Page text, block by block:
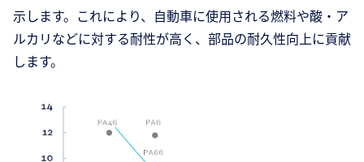
示します。これにより、自動車に使用される燃料や酸・ア
ルカリなどに対する耐性が高く、部品の耐久性向上に貢献
します。